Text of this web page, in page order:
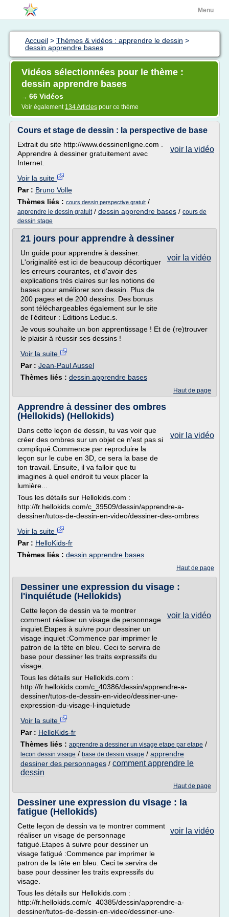
Menu
Accueil > Thèmes & vidéos : apprendre le dessin >
dessin apprendre bases
Vidéos sélectionnées pour le thème :
dessin apprendre bases
→ 66 Vidéos
Voir également 134 Articles pour ce thème
Cours et stage de dessin : la perspective de base
voir la vidéo
Extrait du site http://www.dessinenligne.com .
Apprendre à dessiner gratuitement avec
Internet.
Voir la suite
Par : Bruno Volle
Thèmes liés : cours dessin perspective gratuit /
apprendre le dessin gratuit/ dessin apprendre bases / cours de
dessin stage
21 jours pour apprendre à dessiner
voir la vidéo
Un guide pour apprendre à dessiner.
L'originalité est ici de beaucoup décortiquer
les erreurs courantes, et d'avoir des
explications très claires sur les notions de
bases pour améliorer son dessin. Plus de
200 pages et de 200 dessins. Des bonus
sont téléchargeables également sur le site
de l'éditeur : Editions Leduc.s.
Je vous souhaite un bon apprentissage ! Et de (re)trouver
le plaisir à réussir ses dessins !
Voir la suite
Par : Jean-Paul Aussel
Thèmes liés : dessin apprendre bases
Haut de page
Apprendre à dessiner des ombres
(Hellokids) (Hellokids)
voir la vidéo
Dans cette leçon de dessin, tu vas voir que
créer des ombres sur un objet ce n'est pas si
compliqué.Commence par reproduire la
leçon sur le cube en 3D, ce sera la base de
ton travail. Ensuite, il va falloir que tu
imagines à quel endroit tu veux placer la
lumière...
Tous les détails sur Hellokids.com :
http://fr.hellokids.com/c_39509/dessin/apprendre-a-
dessiner/tutos-de-dessin-en-video/dessiner-des-ombres
Voir la suite
Par : HelloKids-fr
Thèmes liés : dessin apprendre bases
Haut de page
Dessiner une expression du visage :
l'inquiétude (Hellokids)
voir la vidéo
Cette leçon de dessin va te montrer
comment réaliser un visage de personnage
inquiet.Etapes à suivre pour dessiner un
visage inquiet :Commence par imprimer le
patron de la tête en bleu. Ceci te servira de
base pour dessiner les traits expressifs du
visage.
Tous les détails sur Hellokids.com :
http://fr.hellokids.com/c_40386/dessin/apprendre-a-
dessiner/tutos-de-dessin-en-video/dessiner-une-
expression-du-visage-l-inquietude
Voir la suite
Par : HelloKids-fr
Thèmes liés : apprendre a dessiner un visage etape par etape /
lecon dessin visage / base de dessin visage / apprendre
dessiner des personnages / comment apprendre le
dessin
Haut de page
Dessiner une expression du visage : la
fatigue (Hellokids)
voir la vidéo
Cette leçon de dessin va te montrer comment
réaliser un visage de personnage
fatigué.Etapes à suivre pour dessiner un
visage fatigué :Commence par imprimer le
patron de la tête en bleu. Ceci te servira de
base pour dessiner les traits expressifs du
visage.
Tous les détails sur Hellokids.com :
http://fr.hellokids.com/c_40385/dessin/apprendre-a-
dessiner/tutos-de-dessin-en-video/dessiner-une-